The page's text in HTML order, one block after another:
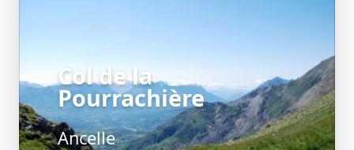
Col de la
Pourrachière
Ancelle